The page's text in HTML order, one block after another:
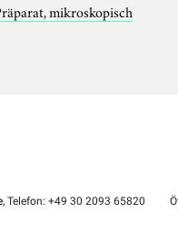
mikroskopisch
, Telefon: +49 30 2093 65820